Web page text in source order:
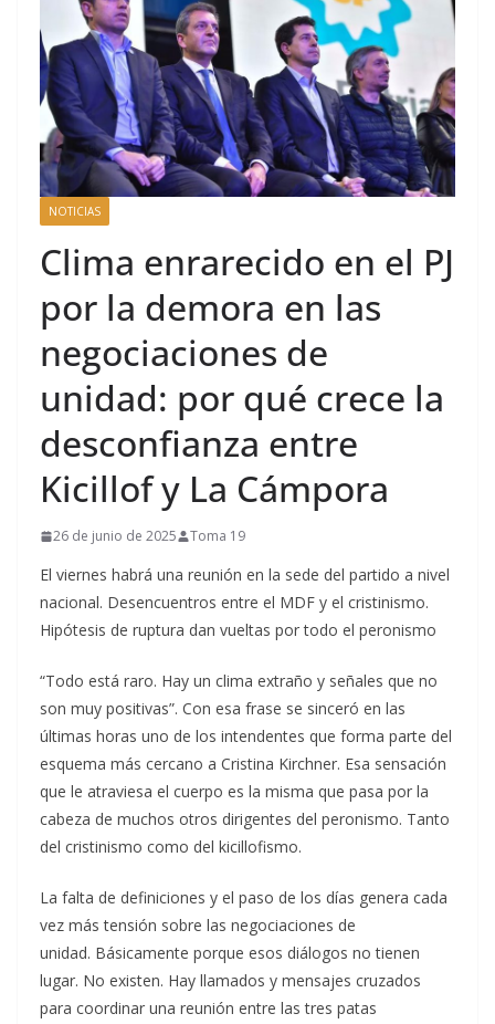
NOTICIAS
Clima enrarecido en el PJ
por la demora en las
negociaciones de
unidad: por qué crece la
desconfianza entre
Kicillof y La Cámpora
26 de junio de 2025 Toma 19
El viernes habrá una reunión en la sede del partido a nivel
nacional. Desencuentros entre el MDF y el cristinismo.
Hipótesis de ruptura dan vueltas por todo el peronismo
“Todo está raro. Hay un clima extraño y señales que no
son muy positivas”. Con esa frase se sinceró en las
últimas horas uno de los intendentes que forma parte del
esquema más cercano a Cristina Kirchner. Esa sensación
que le atraviesa el cuerpo es la misma que pasa por la
cabeza de muchos otros dirigentes del peronismo. Tanto
del cristinismo como del kicillofismo.
La falta de definiciones y el paso de los días genera cada
vez más tensión sobre las negociaciones de
unidad. Básicamente porque esos diálogos no tienen
lugar. No existen. Hay llamados y mensajes cruzados
para coordinar una reunión entre las tres patas